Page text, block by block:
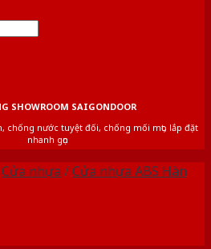
SHOWROOM SAIGONDOOR
chống nước tuyệt đối, chống mối mọt, lắp đặt
nhanh gọn
Cửa nhựa /Cửa nhựa ABS Hàn